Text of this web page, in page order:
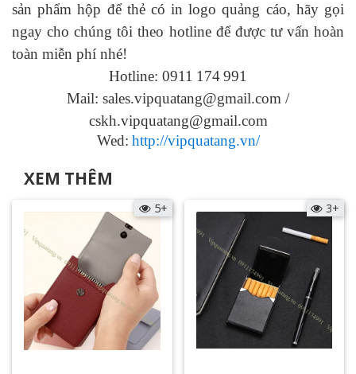
sản phẩm hộp để thẻ có in logo quảng cáo, hãy gọi
ngay cho chúng tôi theo hotline để được tư vấn hoàn
toàn miễn phí nhé!
Hotline: 0911 174991
Mail: sales.vipquatang@gmail.com /
cskh.vipquatang@gmail.com
Wed: http://vipquatang.vn/
XEM THÊM
5+ 3+